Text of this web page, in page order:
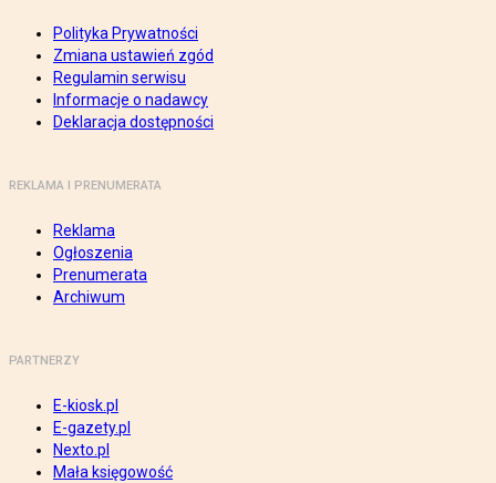
Polityka Prywatności
Zmiana ustawień zgód
Regulamin serwisu
Informacje o nadawcy
Deklaracja dostępności
REKLAMA I PRENUMERATA
Reklama
Ogłoszenia
Prenumerata
Archiwum
PARTNERZY
E-kiosk.pl
E-gazety.pl
Nexto.pl
Mała księgowość